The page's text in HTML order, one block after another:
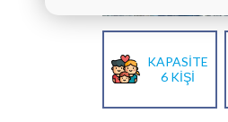
KAPASİTE
6 KİŞİ